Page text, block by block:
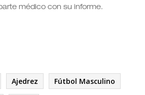
médico con su informe.
Ajedrez Fútbol Masculino